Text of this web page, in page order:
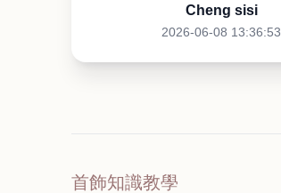
Cheng sisi
2026-06-08 13:36:53
首飾知識教學